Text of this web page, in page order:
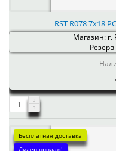
RST R078 7x18
Магазин: г.
Бесплатная доставка
Лидер продаж!